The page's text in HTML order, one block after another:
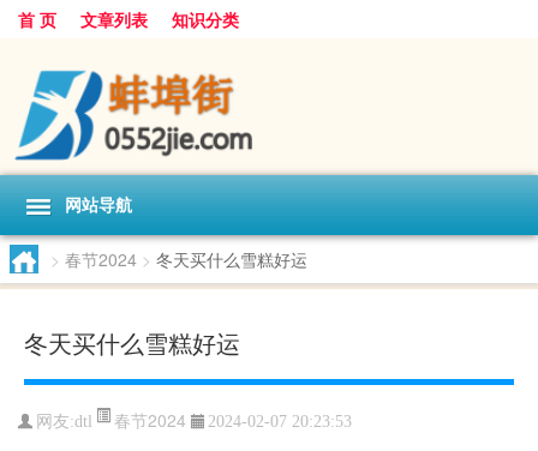
首 页 文章列表 知识分类
网站导航
> 春节2024 > 冬天买什么雪糕好运
冬天买什么雪糕好运
网友:dtl 春节2024 2024-02-07 20:23:53